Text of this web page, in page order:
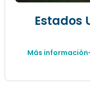
Estados
Más información